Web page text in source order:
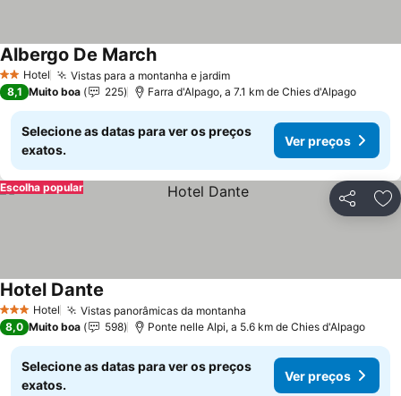
2 Estrelas
Hotel Vistas para a montanha e jardim
Albergo De March
8,1 Muito boa 225 Farra d'Alpago, a 7.1 km de Chies d'Alpago
Selecione as datas para ver os preços
exatos.
Ver preços
Partilhar
Escolha popular
3 EstrelasHotel Vistas panorâmicas da montanha
Hotel Dante
8,0 Muito boa 598 Ponte nelle Alpi, a 5.6 km de Chies d'Alpago
Selecione as datas para ver os preços
exatos.
Ver preços